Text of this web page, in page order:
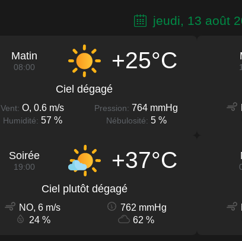
jeudi, 13 août
Matin
08:00 +25°C
Ciel dégagé
Vent: O, 0.6 m/s Pression: 764 mmHg
Humidité: 57 % Nébulosité: 5 %
Soirée
19:00 +37°C
Ciel plutôt dégagé
NO, 6 m/s
762 mmHg
24 %
62 %